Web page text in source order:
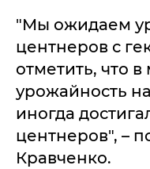
"Мы ожидаем
центнеров с
отметить, что
урожайность
иногда
центнеров", –
Кравченко.